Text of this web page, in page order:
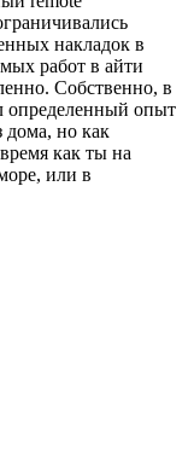
накладок в
работ в айти
Собственно, в
определенный опыт
дома, но как
как ты на
или в